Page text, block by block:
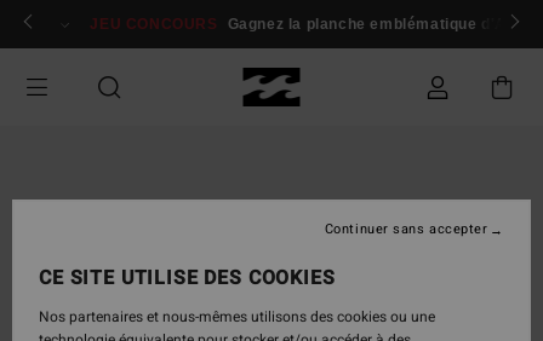
Passer
Se connecter / s'inscrire
JEU CONCOURS Gagnez la planche emblématique d'Andy
CE SITE UTILISE DES COOKIES
Nos partenaires et nous-mêmes utilisons des cookies ou une
Continuer sans accepter